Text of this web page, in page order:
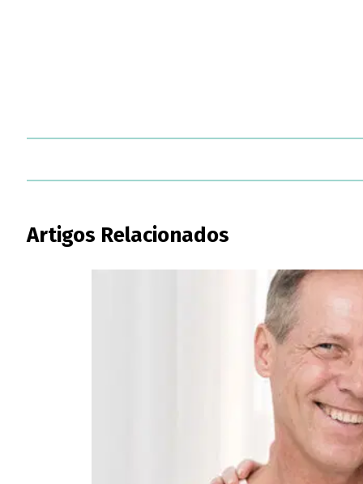
Artigos Relacionados